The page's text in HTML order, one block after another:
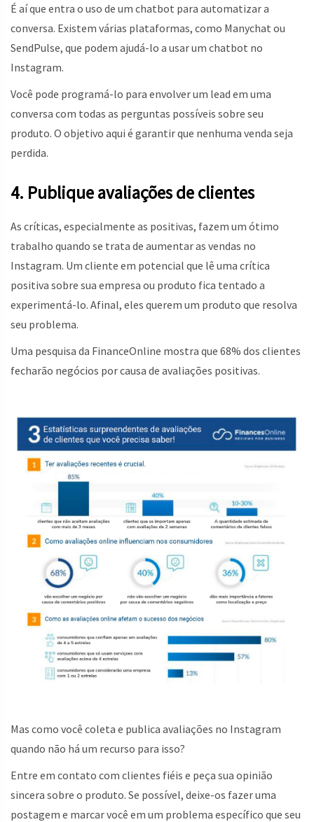
É aí que entra o uso de um chatbot para automatizar a
conversa. Existem várias plataformas, como Manychat ou
SendPulse, que podem ajudá-lo a usar um chatbot no
Instagram.
Você pode programá-lo para envolver um lead em uma
conversa com todas as perguntas possíveis sobre seu
produto. O objetivo aqui é garantir que nenhuma venda seja
perdida.
4. Publique avaliações de clientes
As críticas, especialmente as positivas, fazem um ótimo
trabalho quando se trata de aumentar as vendas no
Instagram. Um cliente em potencial que lê uma crítica
positiva sobre sua empresa ou produto fica tentado a
experimentá-lo. Afinal, eles querem um produto que resolva
seu problema.
Uma pesquisa da FinanceOnline mostra que 68% dos clientes
fecharão negócios por causa de avaliações positivas.
Mas como você coleta e publica avaliações no Instagram
quando não há um recurso para isso?
Entre em contato com clientes fiéis e peça sua opinião
sincera sobre o produto. Se possível, deixe-os fazer uma
postagem e marcar você em um problema específico que seu